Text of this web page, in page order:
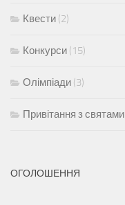
Квести (2)
Конкурси (15)
Олімпіади (3)
Привітання з святами
ОГОЛОШЕННЯ